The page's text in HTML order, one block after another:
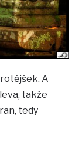
A
takže
tedy